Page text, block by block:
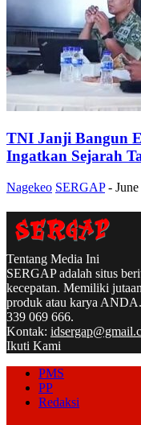
TNI Janji Bangun
Ingatkan Sejarah
Nagekeo SERGAP -
Tentang Media Ini
SERGAP adalah situs
kecepatan. Memiliki
produk atau karya
339 069 666.
Kontak:
Ikuti Kami
PMS
PP
Redaksi